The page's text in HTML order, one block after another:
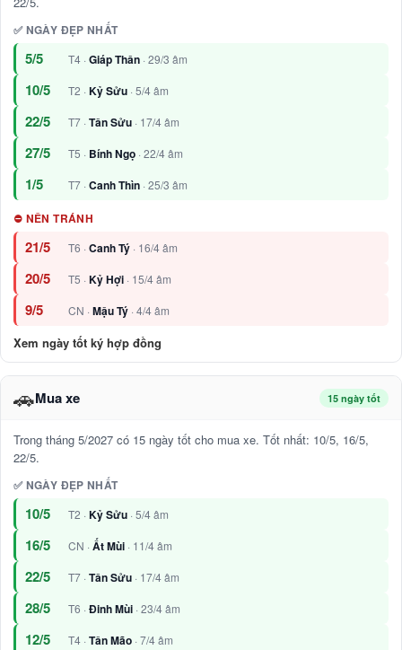
✅ NGÀY ĐẸP NHẤT
5/5 T4 · Giáp Thân · 29/3 âm
10/5 T2 · Kỷ Sửu · 5/4 âm
22/5 T7 · Tân Sửu · 17/4 âm
27/5 T5 · Bính Ngọ · 22/4 âm
1/5 T7 · Canh Thìn · 25/3 âm
⛔ NÊN TRÁNH
21/5 T6 ·Canh Tý · 16/4 âm
20/5 T5 ·Kỷ Hợi · 15/4 âm
9/5 CN ·Mậu Tý · 4/4 âm
Xem ngày tốt ký hợp đồng
🚗Mua xe 15 ngày tốt
Trong tháng 5/2027 có 15 ngày tốt cho mua xe. Tốt nhất: 10/5, 16/5,
22/5.
✅ NGÀY ĐẸP NHẤT
10/5 T2 · Kỷ Sửu · 5/4 âm
16/5 CN · Ất Mùi · 11/4 âm
22/5 T7 · Tân Sửu · 17/4 âm
28/5 T6 · Đinh Mùi · 23/4 âm
12/5 T4 · Tân Mão · 7/4 âm